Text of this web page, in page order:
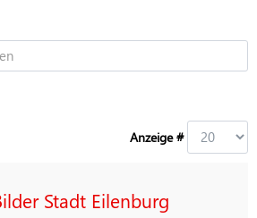
Anzeige #
Stadt Eilenburg